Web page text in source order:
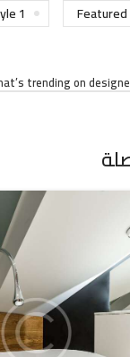
Style 1
What’s trending on